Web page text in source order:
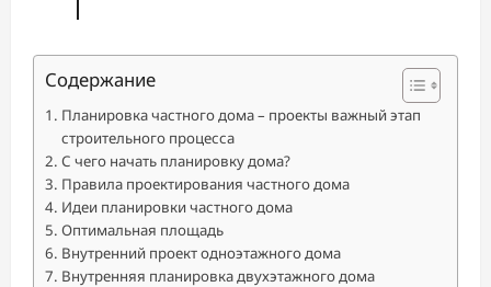
Содержание
Планировка частного дома – проекты важный этап
строительного процесса
С чего начать планировку дома?
Правила проектирования частного дома
Идеи планировки частного дома
Оптимальная площадь
Внутренний проект одноэтажного дома
Внутренняя планировка двухэтажного дома